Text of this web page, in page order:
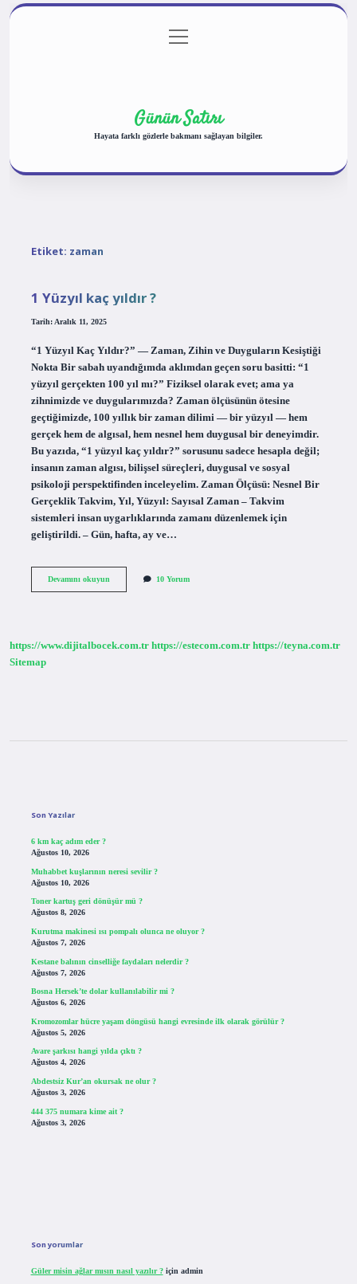
Gizlilik Politikası
menüyü
aç
Günün Satırı
Hayata farklı gözlerle bakmanı sağlayan bilgiler.
Etiket: zaman
1 Yüzyıl kaç yıldır ?
Tarih: Aralık 11, 2025
“1 Yüzyıl Kaç Yıldır?” — Zaman, Zihin ve Duyguların Kesiştiği
Nokta Bir sabah uyandığımda aklımdan geçen soru basitti: “1
yüzyıl gerçekten 100 yıl mı?” Fiziksel olarak evet; ama ya
zihnimizde ve duygularımızda? Zaman ölçüsünün ötesine
geçtiğimizde, 100 yıllık bir zaman dilimi — bir yüzyıl — hem
gerçek hem de algısal, hem nesnel hem duygusal bir deneyimdir.
Bu yazıda, “1 yüzyıl kaç yıldır?” sorusunu sadece hesapla değil;
insanın zaman algısı, bilişsel süreçleri, duygusal ve sosyal
psikoloji perspektifinden inceleyelim. Zaman Ölçüsü: Nesnel Bir
Gerçeklik Takvim, Yıl, Yüzyıl: Sayısal Zaman – Takvim
sistemleri insan uygarlıklarında zamanı düzenlemek için
geliştirildi. – Gün, hafta, ay ve…
Devamını okuyun1
10 Yorum
https://www.dijitalbocek.com.tr https://estecom.com.tr https://teyna.com.tr
Sitemap
Son Yazılar
6 km kaç adım eder ?
Ağustos 10, 2026
Muhabbet kuşlarının neresi sevilir ?
Ağustos 10, 2026
Toner kartuş geri dönüşür mü ?
Ağustos 8, 2026
Kurutma makinesi ısı pompalı olunca ne oluyor ?
Ağustos 7, 2026
Kestane balının cinselliğe faydaları nelerdir ?
Ağustos 7, 2026
Bosna Hersek’te dolar kullanılabilir mi ?
Ağustos 6, 2026
Kromozomlar hücre yaşam döngüsü hangi evresinde ilk olarak görülür ?
Ağustos 5, 2026
Avare şarkısı hangi yılda çıktı ?
Ağustos 4, 2026
Abdestsiz Kur’an okursak ne olur ?
Ağustos 3, 2026
444 375 numara kime ait ?
Ağustos 3, 2026
Son yorumlar
Güler misin ağlar mısın nasıl yazılır ?için admin